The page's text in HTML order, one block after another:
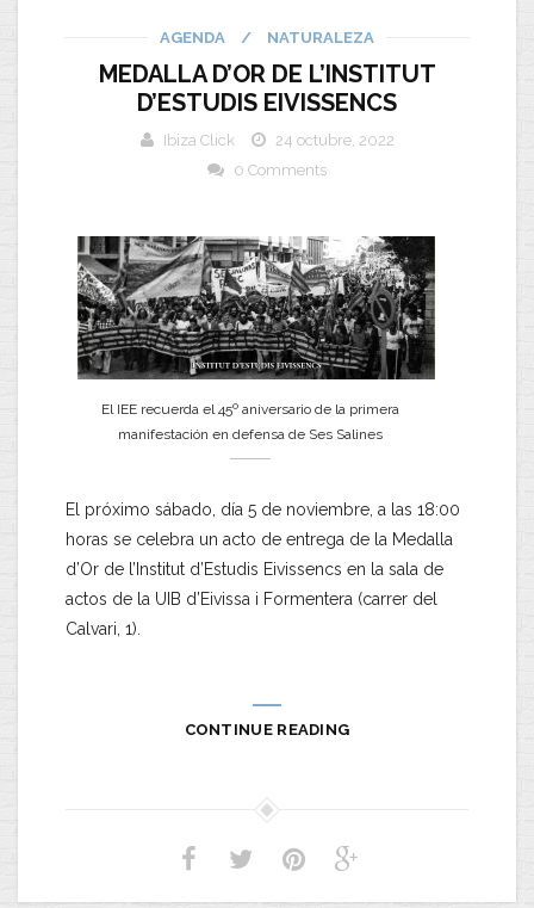
AGENDA / NATURALEZA
MEDALLA D’OR DE L’INSTITUT
D’ESTUDIS EIVISSENCS
Ibiza Click
24 octubre, 2022
0 Comments
El IEE recuerda el 45º aniversario de la primera
manifestación en defensa de Ses Salines
El próximo sábado, día 5 de noviembre, a las 18:00
horas se celebra un acto de entrega de la Medalla
d’Or de l’Institut d’Estudis Eivissencs en la sala de
actos de la UIB d’Eivissa i Formentera (carrer del
Calvari, 1).
CONTINUE READING